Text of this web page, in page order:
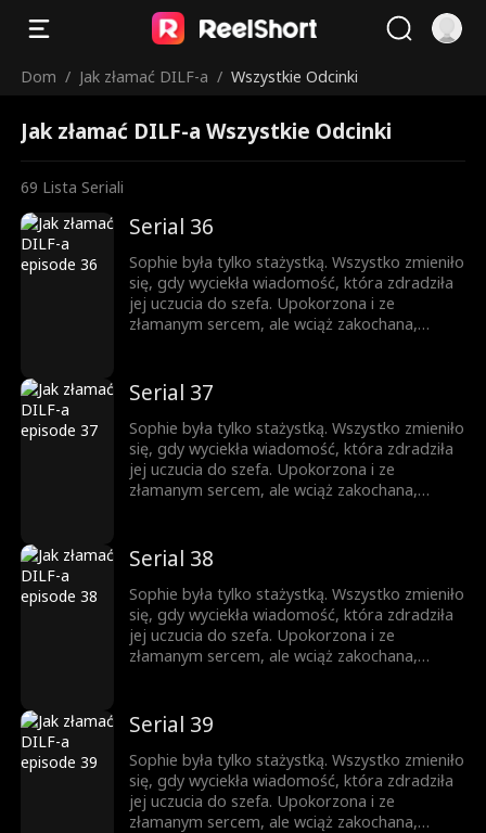
Dom / Jak złamać DILF-a / Wszystkie Odcinki
Jak złamać DILF-a Wszystkie Odcinki
69 Lista Seriali
Serial 36
Sophie była tylko stażystką. Wszystko zmieniło
się, gdy wyciekła wiadomość, która zdradziła
jej uczucia do szefa. Upokorzona i ze
złamanym sercem, ale wciąż zakochana,
mieszkają razem. Nocą ich spojrzenia stają się
coraz bardziej odważne, a sekrety coraz
trudniejsze do ukrycia. Ona jest córką jego
najlepszego przyjaciela, a on mężczyzną, o
którym ona nie może przestać myśleć. Pokusa
nigdy nie była w jej planach.
Serial 37
Sophie była tylko stażystką. Wszystko zmieniło
się, gdy wyciekła wiadomość, która zdradziła
jej uczucia do szefa. Upokorzona i ze
złamanym sercem, ale wciąż zakochana,
mieszkają razem. Nocą ich spojrzenia stają się
coraz bardziej odważne, a sekrety coraz
trudniejsze do ukrycia. Ona jest córką jego
najlepszego przyjaciela, a on mężczyzną, o
którym ona nie może przestać myśleć. Pokusa
nigdy nie była w jej planach.
Serial 38
Sophie była tylko stażystką. Wszystko zmieniło
się, gdy wyciekła wiadomość, która zdradziła
jej uczucia do szefa. Upokorzona i ze
złamanym sercem, ale wciąż zakochana,
mieszkają razem. Nocą ich spojrzenia stają się
coraz bardziej odważne, a sekrety coraz
trudniejsze do ukrycia. Ona jest córką jego
najlepszego przyjaciela, a on mężczyzną, o
którym ona nie może przestać myśleć. Pokusa
nigdy nie była w jej planach.
Serial 39
Sophie była tylko stażystką. Wszystko zmieniło
się, gdy wyciekła wiadomość, która zdradziła
jej uczucia do szefa. Upokorzona i ze
złamanym sercem, ale wciąż zakochana,